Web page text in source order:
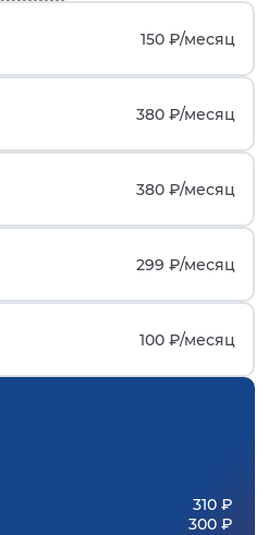
150 ₽/месяц
380 ₽/месяц
380 ₽/месяц
299 ₽/месяц
100 ₽/месяц
310 ₽
300 ₽